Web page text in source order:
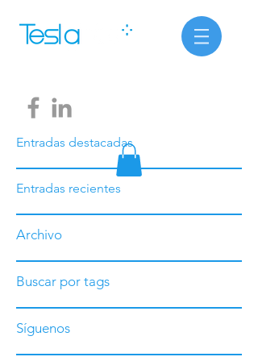
Entradas destacadas
Entradas recientes
Archivo
Buscar por tags
Síguenos